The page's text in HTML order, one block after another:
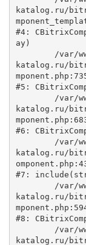
katalog.ru/
#4:
ay)
katalog.ru/
#5:
katalog.ru/
#6:
katalog.ru/
#7:
katalog.ru/
#8:
katalog.ru/